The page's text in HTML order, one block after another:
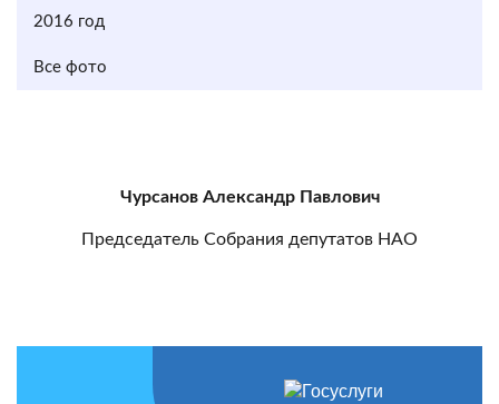
2016 год
Все фото
Чурсанов Александр Павлович
Председатель Собрания депутатов НАО